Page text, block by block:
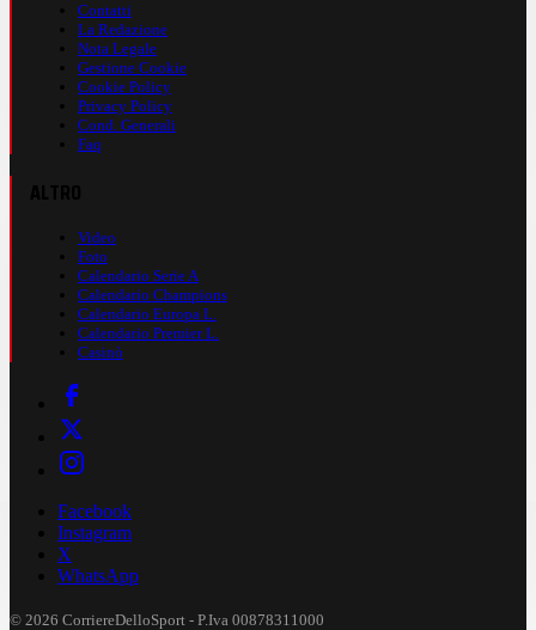
Contatti
La Redazione
Nota Legale
Gestione Cookie
Cookie Policy
Privacy Policy
Cond. Generali
Faq
Video
Foto
Calendario Serie A
Calendario Champions
Calendario Europa L.
Calendario Premier L.
Casinò
Facebook
Instagram
X
WhatsApp
© 2026 CorriereDelloSport - P.Iva 00878311000